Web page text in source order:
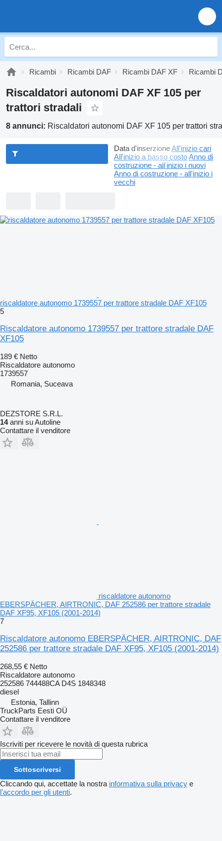
Ricambi Ricambi DAF Ricambi DAF XF Ricambi
Riscaldatori autonomi DAF XF 105 per
trattori stradali
8 annunci: Riscaldatori autonomi DAF XF 105 per trattori
Data d'inserzioneAll'inizio cari
All'inizio a basso costoAnno di
costruzione - all'inizio i nuovi
Anno di costruzione - all'inizio i
vecchi
riscaldatore autonomo 1739557 per trattore stradale DAF XF105
5
Riscaldatore autonomo 1739557 per trattore stradale DAF
XF105
189 € Netto
Riscaldatore autonomo
1739557
Romania, Suceava
DEZSTORE S.R.L.
14anni su Autoline
Contattare il venditore
riscaldatore autonomo
EBERSPÄCHER, AIRTRONIC, DAF 252586 per trattore stradale
DAF XF95, XF105 (2001-2014)
7
Riscaldatore autonomo EBERSPÄCHER, AIRTRONIC, DAF
252586 per trattore stradale DAF XF95, XF105 (2001-2014)
268,55 € Netto
Riscaldatore autonomo
252586 744488CA D4S 1848348
diesel
Estonia, Tallinn
TruckParts Eesti OÜ
Contattare il venditore
Iscriviti per ricevere le novità di questa rubrica
Sottoscriversi
Cliccando qui, accettate la nostra informativa sulla privacy e
l'accordo per gli utenti.